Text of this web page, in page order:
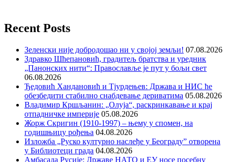
Recent Posts
Зеленски није добродошао ни у својој земљи! 07.08.2026
Здравко Шћепановић, градитељ братства и уредник
„Панонских нити“: Православље је пут у бољи свет
06.08.2026
Ђедовић Хандановић и Тјурдењев: Држава и НИС ће
обезбедити стабилно снабдевање дериватима 05.08.2026
Владимир Кршљанин: „Олуја“, раскринкавање и крај
отпадничке империје 05.08.2026
Жорж Скригин (1910-1997) – њему у спомен, на
годишњицу рођења 04.08.2026
Изложба „Руско културно наслеђе у Београду” отворена
у Библиотеци града 04.08.2026
Амбасада Русије: Државе НАТО и ЕУ носе посебну